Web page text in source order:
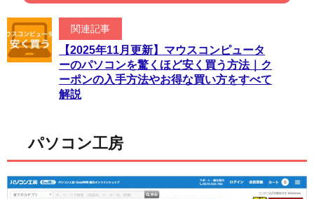
関連記事
【2025年11月更新】マウスコンピュータ
ーのパソコンを驚くほど安く買う方法｜ク
ーポンの入手方法やお得な買い方をすべて
解説
パソコン工房